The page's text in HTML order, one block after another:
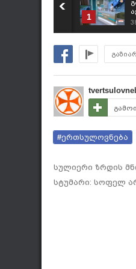
1
#ერთსულოვნება
სულიერი ზრდის
სტუმარი: სოფელ